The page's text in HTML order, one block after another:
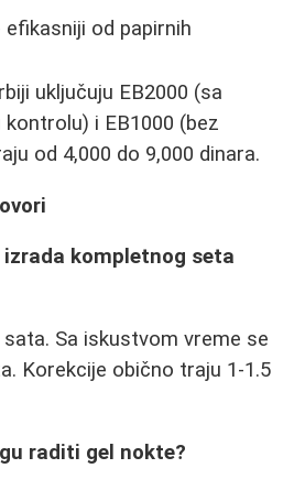
efikasniji od papirnih
uključuju EB2000 (sa
i EB1000 (bez
od 4,000 do 9,000 dinara.
kompletnog seta
Sa iskustvom vreme se
Korekcije obično traju 1-1.5
raditi gel nokte?